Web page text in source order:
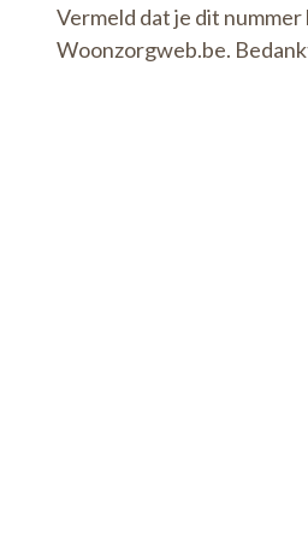
Vermeld dat je dit
Woonzorgweb.be.